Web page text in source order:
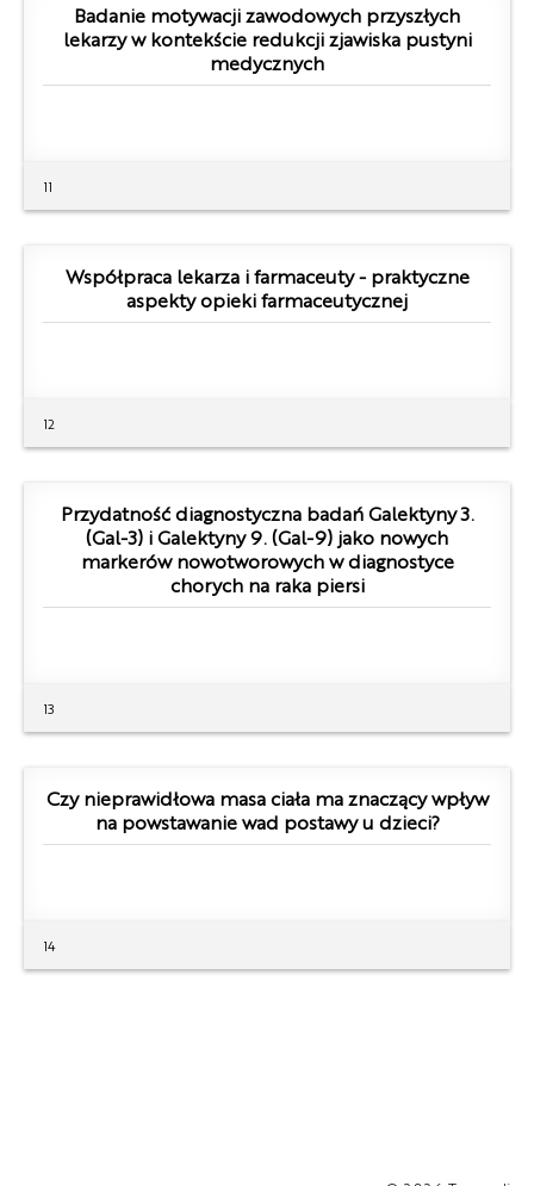
Badanie motywacji zawodowych przyszłych
lekarzy w kontekście redukcji zjawiska pustyni
medycznych
11
Współpraca lekarza i farmaceuty - praktyczne
aspekty opieki farmaceutycznej
12
Przydatność diagnostyczna badań Galektyny 3.
(Gal-3) i Galektyny 9. (Gal-9) jako nowych
markerów nowotworowych w diagnostyce
chorych na raka piersi
13
Czy nieprawidłowa masa ciała ma znaczący wpływ
na powstawanie wad postawy u dzieci?
14